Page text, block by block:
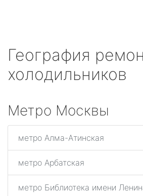
География
холодильников
Метро Москвы
метро Алма-Атинская
метро Арбатская
метро Библиотека имени